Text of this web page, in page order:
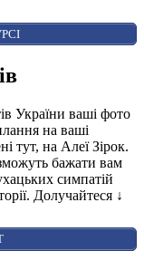
України ваші фото
на ваші
тут, на Алеї Зірок.
бажати вам
симпатій
Долучайтеся ↓